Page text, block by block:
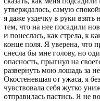
утверждалось, самую
я даже уздечку в руки
тем, что на нее посадили
и понеслась, как стрела, к
конце поля. Я уверена, что
снесла бы мне голову, но
опасность, прыгнул на
развернуть мою лошадь за
Окостеневшая от ужаса, я
чувствовала себя жутко
отправилась пастись. Я не